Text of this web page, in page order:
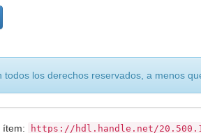
los derechos reservados, a menos
ítem: https://hdl.handle.net/